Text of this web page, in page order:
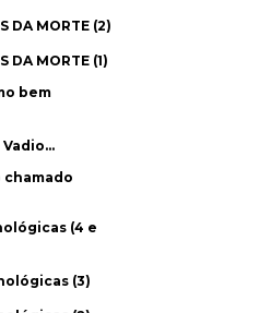
DA MORTE (2)
DA MORTE (1)
bem
Vadio…
chamado
(4 e
(3)